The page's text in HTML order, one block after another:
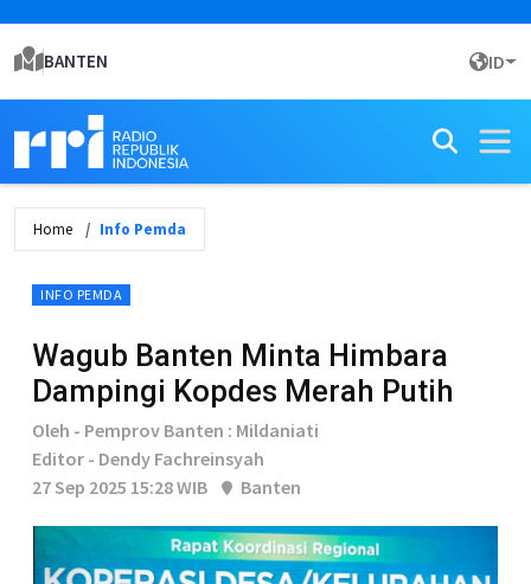
BANTEN ID
Home Info Pemda
INFO PEMDA
Wagub Banten Minta Himbara
Dampingi Kopdes Merah Putih
Oleh - Pemprov Banten : Mildaniati
Editor - Dendy Fachreinsyah
27 Sep 2025 15:28 WIB
Banten